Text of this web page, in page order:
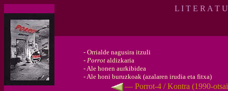
L I T E R A T
- Orrialde nagusira itzuli
- Porrot aldizkaria
-Ale honen aurkibidea
-Ale honi buruzkoak (azalaren irudia eta fitxa)
— Porrot-4 / Kontra (1990-